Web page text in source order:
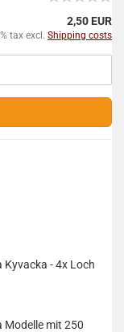
2,50 EUR
tax excl. Shipping costs
- 4x Loch
mit 250